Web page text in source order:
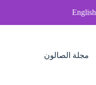
English
مجلة الصالون